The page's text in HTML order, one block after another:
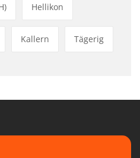
Hellikon
Kallern Tägerig